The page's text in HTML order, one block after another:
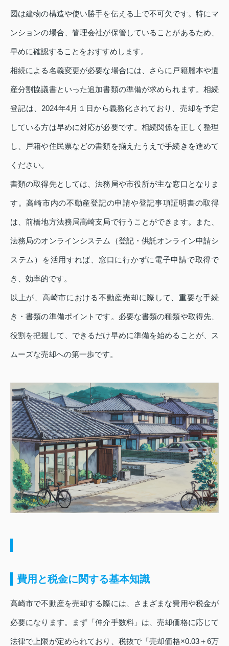
図は建物の構造や使い勝手を伝える上で不可欠です。特にマ
ンションの場合、管理会社が保管していることがあるため、
早めに確認することをおすすめします。
相続による名義変更が必要な場合には、さらに戸籍謄本や遺
産分割協議書といった追加書類の準備が求められます。相続
登記は、2024年4月１日から義務化されており、売却を予定
している方は早めに対応が必要です。相続関係を正しく整理
し、戸籍や住民票などの書類を揃えたうえで手続きを進めて
ください。
書類の取得先としては、法務局や市役所が主な窓口となりま
す。高崎市内の不動産登記の申請や登記事項証明書の取得
は、前橋地方法務局高崎支局で行うことができます。また、
法務局のオンラインシステム（登記・供託オンライン申請シ
ステム）を活用すれば、窓口に行かずに電子申請で取得で
き、効率的です。
以上が、高崎市における不動産売却に際して、重要な手続
き・書類の準備ポイントです。必要な書類の種類や取得先、
役割を把握して、できるだけ早めに準備を始めることが、ス
ムーズな売却への第一歩です。
費用と税金に関する基本知識
高崎市で不動産を売却する際には、さまざまな費用や税金が
必要になります。まず「仲介手数料」は、売却価格に応じて
法律で上限が定められており、税抜で「売却価格×0.03＋6万